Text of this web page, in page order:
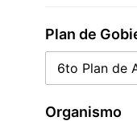
Plan de
Organismo